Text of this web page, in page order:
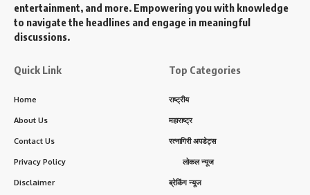
entertainment, and more. Empowering you with knowledge
to navigate the headlines and engage in meaningful
discussions.
Quick Link
Home
About Us
Contact Us
Privacy Policy
Disclaimer
Top Categories
राष्ट्रीय
महाराष्ट्र
रत्नागिरी अपडेट्स
लोकल न्यूज
ब्रेकिंग न्यूज